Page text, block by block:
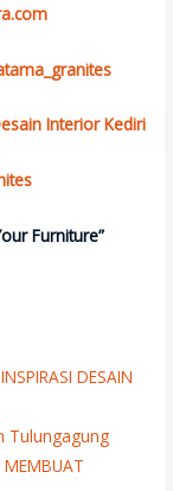
Interior Kediri
Furniture”
DESAIN
Tulungagung
MEMBUAT